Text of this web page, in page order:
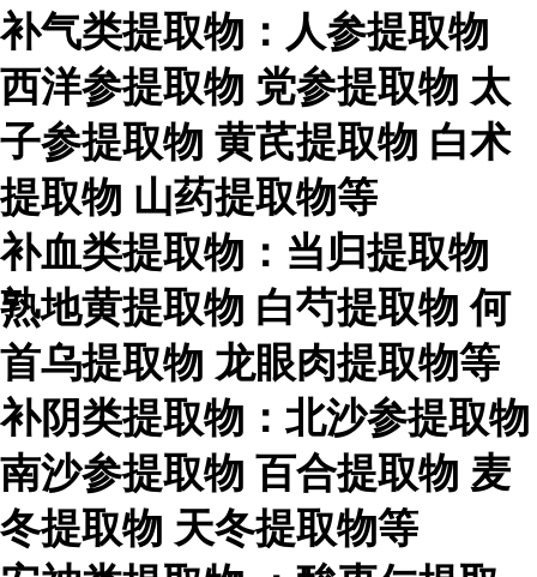
补气类提取物：人参提取物
西洋参提取物 党参提取物 太
子参提取物 黄芪提取物 白术
提取物 山药提取物等
补血类提取物：当归提取物
熟地黄提取物 白芍提取物 何
首乌提取物 龙眼肉提取物等
补阴类提取物：北沙参提取物
南沙参提取物 百合提取物 麦
冬提取物 天冬提取物等